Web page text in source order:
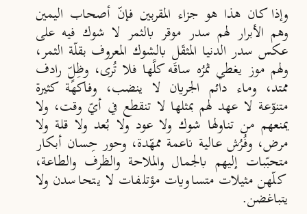
وإذا كان هذا هو جزاء المقربين فإنّ أصحاب اليمين
وهم الأبرار لهم سدر موقر بالثمر لا شوك فيه على
عكس سدر الدنيا المثقَل بالشوك المعروف بقلّة الثمر،
ولهم موز يغطي ثمرُه ساقَه كلها فلا ترى، وظل رادف
ممتد، وماء دائم الجريان لا ينضب، وفاكهة كثيرة
متنوّعة لا عهد لهم بمثلها لا تنقطع في أي وقت، ولا
يمنعهم من تناولها شوك ولا عود ولا بعد ولا قلة ولا
مرض، وفرُش عالية ناعمة ممهّدة، وحور حِسان أبكار
متحبّبات إليهم بالجمال والملاحة والظرف والطاعة،
كلّهن مثيلات متساويات مؤتلفات لا يتحاسدن ولا
يتباغضن.